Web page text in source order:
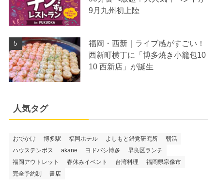
9月九州初上陸
福岡・西新｜ライブ感がすごい！
西新町横丁に「博多焼き小籠包10
10 西新店」が誕生
人気タグ
おでかけ 博多駅 福岡ホテル よしもと錯覚研究所
朝活
ハウステンボス
akane ヨドバシ博多
早良区ランチ
福岡アウトレット
春休みイベント 台湾料理
福岡県宗像市
完全予約制
書店